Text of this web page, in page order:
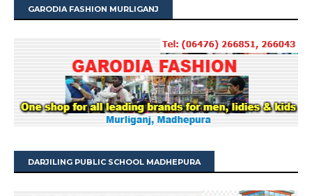
GARODIA FASHION MURLIGANJ
DARJILING PUBLIC SCHOOL MADHEPURA